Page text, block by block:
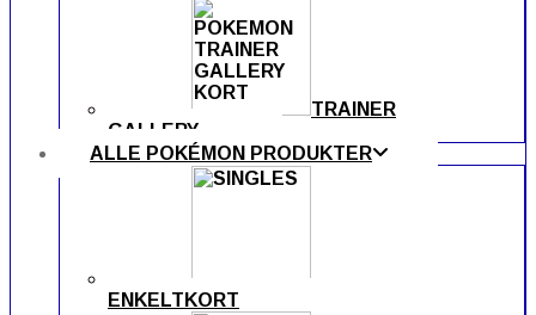
TRAINER
GALLERY
ALLE POKÉMON PRODUKTER
ENKELTKORT